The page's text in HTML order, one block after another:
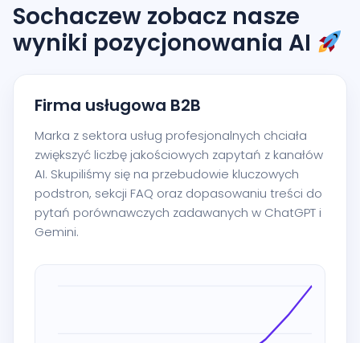
Sochaczew zobacz nasze
wyniki pozycjonowania AI
Firma usługowa B2B
Marka z sektora usług profesjonalnych chciała
zwiększyć liczbę jakościowych zapytań z kanałów
AI. Skupiliśmy się na przebudowie kluczowych
podstron, sekcji FAQ oraz dopasowaniu treści do
pytań porównawczych zadawanych w ChatGPT i
Gemini.